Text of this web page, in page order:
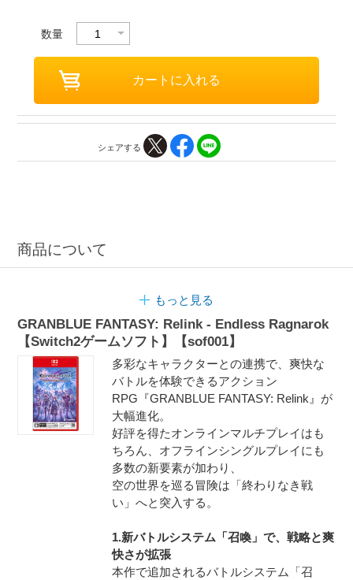
数量
シェアする
商品について
もっと見る
GRANBLUE FANTASY: Relink - Endless Ragnarok
【Switch2ゲームソフト】【sof001】
多彩なキャラクターとの連携で、爽快な
バトルを体験できるアクション
RPG『GRANBLUE FANTASY: Relink』が
大幅進化。
好評を得たオンラインマルチプレイはも
ちろん、オフラインシングルプレイにも
多数の新要素が加わり、
空の世界を巡る冒険は「終わりなき戦
い」へと突入する。
1.新バトルシステム「召喚」で、戦略と爽
快さが拡張
本作で追加されるバトルシステム「召